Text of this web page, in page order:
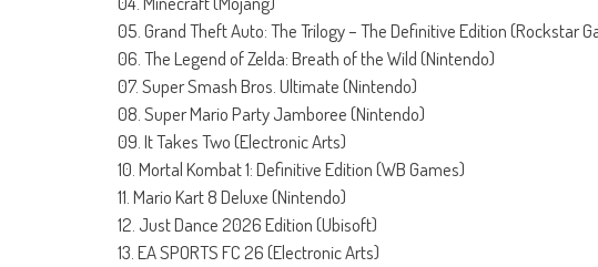
05. Grand Theft Auto: The Trilogy – The Definitive Edition (Rockstar
06. The Legend of Zelda: Breath of the Wild (Nintendo)
07. Super Smash Bros. Ultimate (Nintendo)
08. Super Mario Party Jamboree (Nintendo)
09. It Takes Two (Electronic Arts)
10. Mortal Kombat 1: Definitive Edition (WB Games)
11. Mario Kart 8 Deluxe (Nintendo)
12. Just Dance 2026 Edition (Ubisoft)
13. EA SPORTS FC 26 (Electronic Arts)